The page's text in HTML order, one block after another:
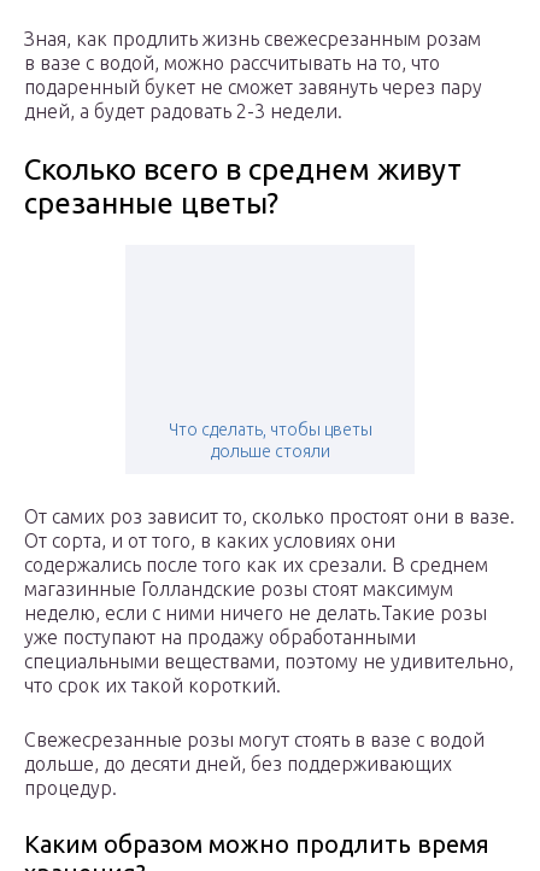
Зная, как продлить жизнь свежесрезанным розам
в вазе с водой, можно рассчитывать на то, что
подаренный букет не сможет завянуть через пару
дней, а будет радовать 2-3 недели.
Сколько всего в среднем живут
срезанные цветы?
Что сделать, чтобы цветы
дольше стояли
От самих роз зависит то, сколько простоят они в вазе.
От сорта, и от того, в каких условиях они
содержались после того как их срезали. В среднем
магазинные Голландские розы стоят максимум
неделю, если с ними ничего не делать.Такие розы
уже поступают на продажу обработанными
специальными веществами, поэтому не удивительно,
что срок их такой короткий.
Свежесрезанные розы могут стоять в вазе с водой
дольше, до десяти дней, без поддерживающих
процедур.
Каким образом можно продлить время